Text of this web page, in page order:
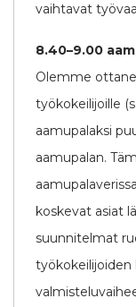
vaihtavat
8.40–9.00
Olemme
työkokeilijoille
aamupalaksi
aamupalan.
koskevat asiat
suunnitelmat
työkokeilijoiden